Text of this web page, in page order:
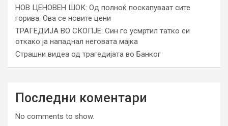
НОВ ЦЕНОВЕН ШОК: Од полноќ поскапуваат сите
горива. Ова се новите цени
ТРАГЕДИЈА ВО СКОПЈЕ: Син го усмртил татко си
откако ја нападнал неговата мајка
Страшни видеа од трагедијата во Банког
Последни коментари
No comments to show.